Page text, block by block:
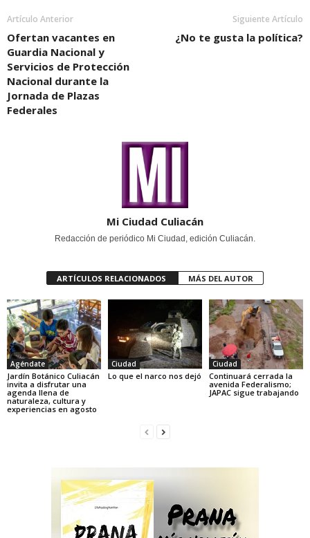
Artículo Anterior
Ofertan vacantes en
Guardia Nacional y
Servicios de Protección
Nacional durante la
Jornada de Plazas
Federales
Siguiente Artículo
¿No te gusta la política?
Mi Ciudad Culiacán
Redacción de periódico Mi Ciudad, edición Culiacán.
ARTÍCULOS RELACIONADOS MÁS DEL AUTOR
Agéndate
Jardín Botánico Culiacán
invita a disfrutar una
agenda llena de
naturaleza, cultura y
experiencias en agosto
Ciudad
Lo que el narco nos dejó
Ciudad
Continuará cerrada la
avenida Federalismo;
JAPAC sigue trabajando